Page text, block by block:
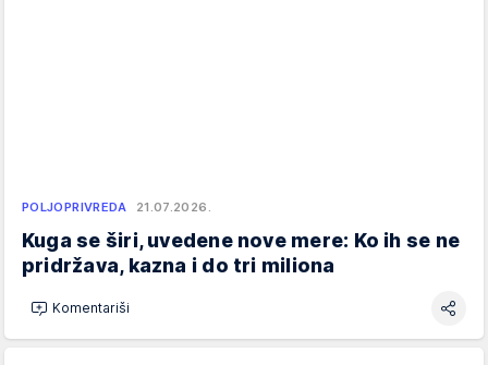
POLJOPRIVREDA 21.07.2026.
Kuga se širi, uvedene nove mere: Ko ih se ne
pridržava, kazna i do tri miliona
Komentariši